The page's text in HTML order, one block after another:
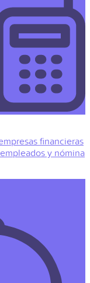
financieras
y nómina